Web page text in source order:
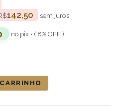
142,50 sem juros
no pix • ( 8% OFF )